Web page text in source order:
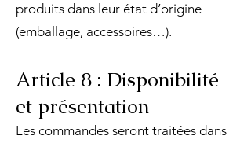
produits dans leur état d’origine
(emballage, accessoires…).
Article 8 : Disponibilité
et présentation
Les commandes seront traitées dans